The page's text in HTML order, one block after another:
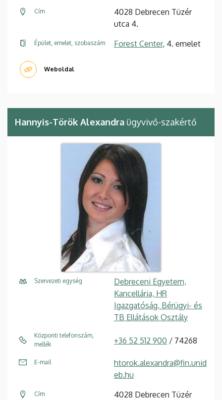
Cím
4028 Debrecen Tüzér
utca 4.
Épület, emelet, szobaszám Forest Center, 4. emelet
Weboldal
Hannyis-Török Alexandra ügyvivő-szakértő
Szervezeti egység
Debreceni Egyetem,
Kancellária, HR
Igazgatóság, Bérügyi- és
TB Ellátások Osztály
Központi telefonszám,
mellék
+36 52 512 900 / 74268
E-mail
htorok.alexandra@fin.unid
eb.hu
Cím
4028 Debrecen Tüzér